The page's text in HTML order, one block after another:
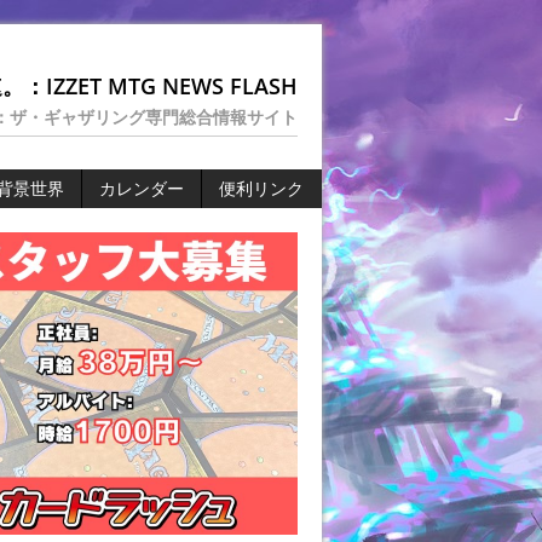
：IZZET MTG NEWS FLASH
ザ・ギャザリング専門総合情報サイト
景世界 カレンダー 便利リンク